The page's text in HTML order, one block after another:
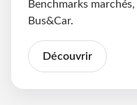
Benchmarks
Bus&Car.
Découvrir